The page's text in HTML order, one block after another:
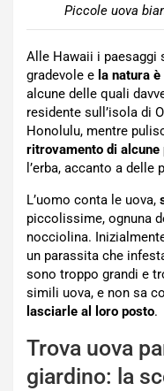
Piccole uova
Alle Hawaii i paesaggi
gradevole e la natura
alcune delle quali
residente sull’isola di
Honolulu, mentre
ritrovamento di alcune
l’erba, accanto a delle
L’uomo conta le uova,
piccolissime, ognuna
nocciolina.
un parassita che
sono troppo grandi e
simili uova, e non sa
lasciarle al loro posto.
Trova uova
giardino: la